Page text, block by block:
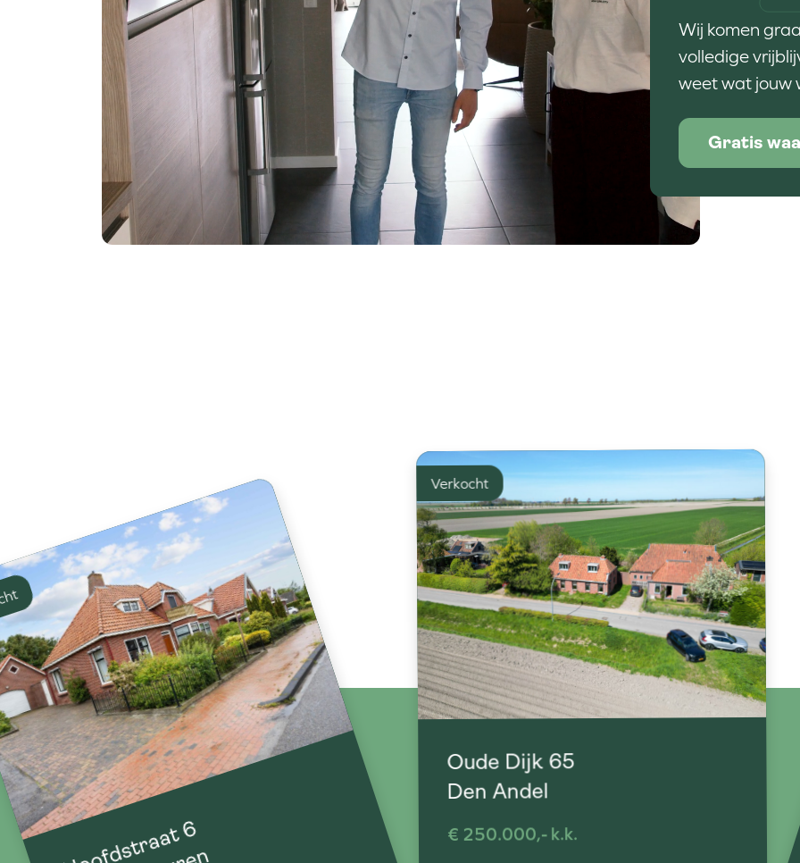
Wij komen
volledige
weet wat jouw
Gratis
Verkocht
Hoofdstraat 6
Kloosterburen
Verkocht
Oude Dijk 65
€ 250.000,- k.k.